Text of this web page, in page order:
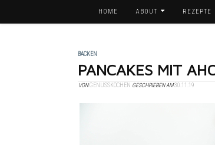
HOME ABOUT REZEPTE
BACKEN
PANCAKES MIT
VONGENUSSKOCHEN GESCHRIEBEN AM30.11.19